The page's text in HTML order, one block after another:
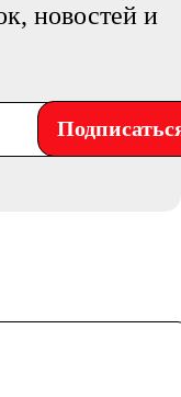
новостей и